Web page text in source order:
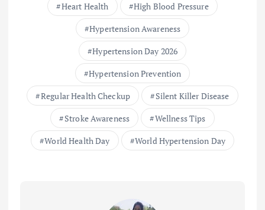
Heart Health
High Blood Pressure
Hypertension Awareness
Hypertension Day 2026
Hypertension Prevention
Regular Health Checkup
Silent Killer Disease
Stroke Awareness
Wellness Tips
World Health Day
World Hypertension Day